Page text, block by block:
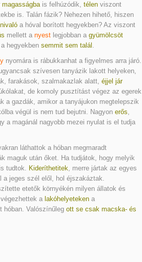
is felhúzódik, télen viszont
is. Talán fázik? Nehezen hihető, hiszen
a hóval borított hegyekben? Az viszont
mellett a nyestlegjobban a gyümölcsöt
hegyekben semmit sem talál .
nyomára is rábukkanhat a figyelmes arra járó.
szívesen tanyázik lakott helyeken,
farakások, szalmakazlak alatt, éjjel jár
de komoly pusztítást végez az egerek
a gazdák, amikor a tanyájukon megtelepszik
végül is nem tud bejutni. Nagyon erős,
a magánál nagyobb mezei nyulat is el tudja
láthattok a hóban megmaradt
maguk után őket. Ha tudjátok, hogy melyik
tudtok. Kideríthetitek, merre jártak az egyes
a jeges szél elől, hol éjszakáztak.
etetők környékén milyen állatok és
végezhettek a lakóhelyeteken a
hóban. Valószínűleg ott se csak macska- és